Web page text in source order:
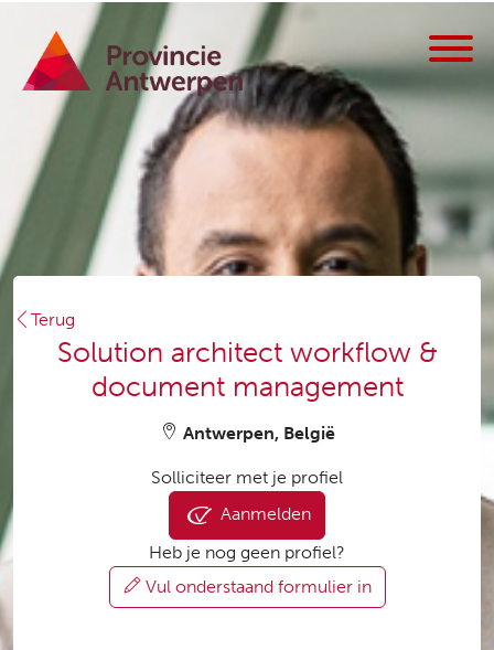
Terug
Solution architect workflow &
document management
Antwerpen, België
Solliciteer met je profiel
Aanmelden
Heb je nog geen profiel?
Vul onderstaand formulier in